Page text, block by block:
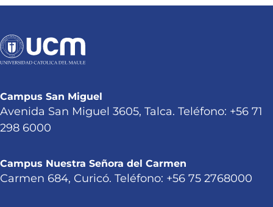
Campus San Miguel
Avenida San Miguel 3605, Talca. Teléfono: +56 71
298 6000
Campus Nuestra Señora del Carmen
Carmen 684, Curicó. Teléfono: +56 75 2768000